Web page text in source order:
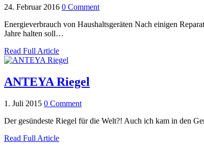
24. Februar 2016 0 Comment
Energieverbrauch von Haushaltsgeräten Nach einigen
Jahre halten soll…
Read Full Article
ANTEYA Riegel
1. Juli 2015 0 Comment
Der gesündeste Riegel für die Welt?! Auch ich kam in den
Read Full Article